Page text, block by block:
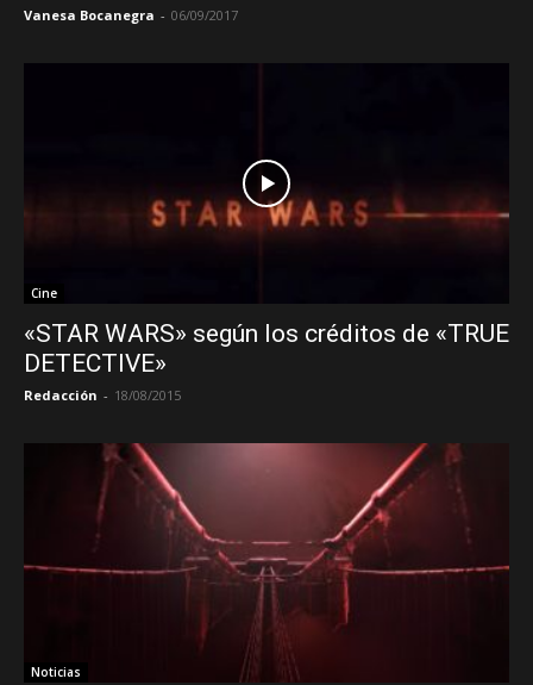
Vanesa Bocanegra - 06/09/2017
Cine
«STAR WARS» según los créditos de «TRUE
DETECTIVE»
Redacción - 18/08/2015
Noticias